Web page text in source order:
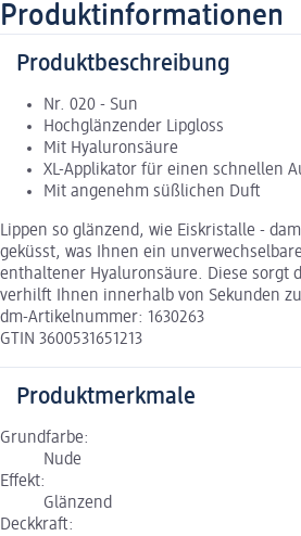
Produktinformationen
Produktbeschreibung
Nr. 020 - Sun
Hochglänzender Lipgloss
Mit Hyaluronsäure
XL-Applikator für einen schnellen
Mit angenehm süßlichen Duft
Lippen so glänzend, wie Eiskristalle -
geküsst, was Ihnen ein
enthaltener Hyaluronsäure. Diese sorgt
verhilft Ihnen innerhalb von Sekunden
dm-Artikelnummer: 1630263
GTIN 3600531651213
Produktmerkmale
Grundfarbe:
Nude
Effekt:
Glänzend
Deckkraft: